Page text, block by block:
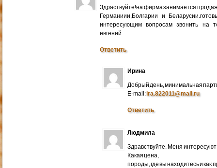
Здраствуйте!на фирма занимается
Германиии,Болгарии и
интересующим вопросам звонить на
евгений
Ответить
Ирина
Добрый день, минимальная
E-mail:ira.822011@mail.ru
Ответить
Людмила
Здравствуйте. Меня
Какая цена,
породы, где вы находитесь и как